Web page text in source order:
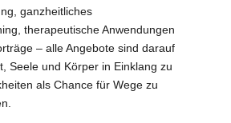
ganzheitliches
therapeutische Anwendungen
– alle Angebote sind darauf
Seele und Körper in Einklang zu
als Chance für Wege zu